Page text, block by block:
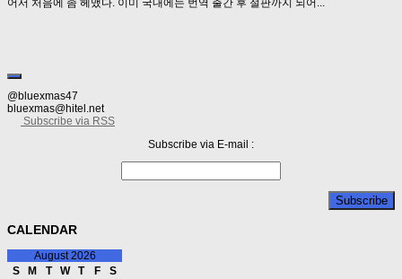
@bluexmas47
bluexmas@hitel.net
Subscribe via RSS
Subscribe via E-mail :
CALENDAR
August 2026
S
M T W T F
S